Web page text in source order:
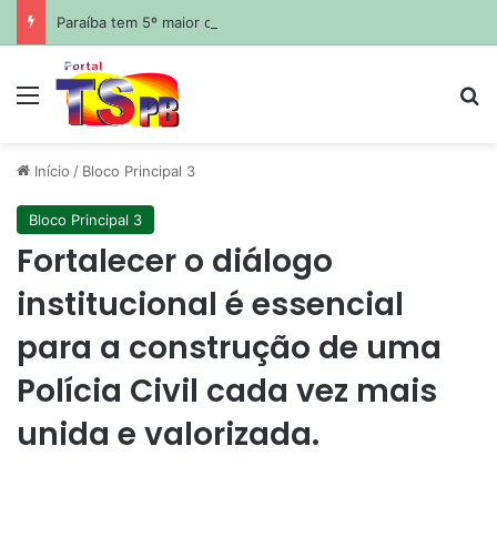
Menu
Início / Bloco Principal 3
Bloco Principal 3
Fortalecer o diálogo
institucional é essencial
para a construção de uma
Polícia Civil cada vez mais
unida e valorizada.